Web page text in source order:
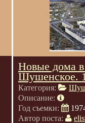
Новые дома в
Шушенское.
Категория:
Описание:
Год съемки:
Автор поста: